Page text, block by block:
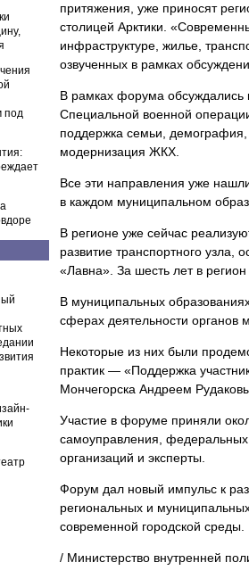
под
притяжения, уже приносят
столицей Арктики.
инфраструктуре, жилье,
озвученных в рамках
В рамках форума обсуждались
Специальной военной
поддержка семьи,
модернизация ЖКХ.
Все эти направления уже
в каждом муниципальном
В регионе уже сейчас
развитие транспортного узла,
«Лавна». За шесть лет в
В муниципальных
сферах деятельности органов
Некоторые из них были
практик — «Поддержка
Мончегорска Андреем
Участие в форуме приняли
самоуправления, федеральных
организаций и эксперты.
Форум дал новый импульс к
региональных и
современной городской среды.
/ Министерство внутренней